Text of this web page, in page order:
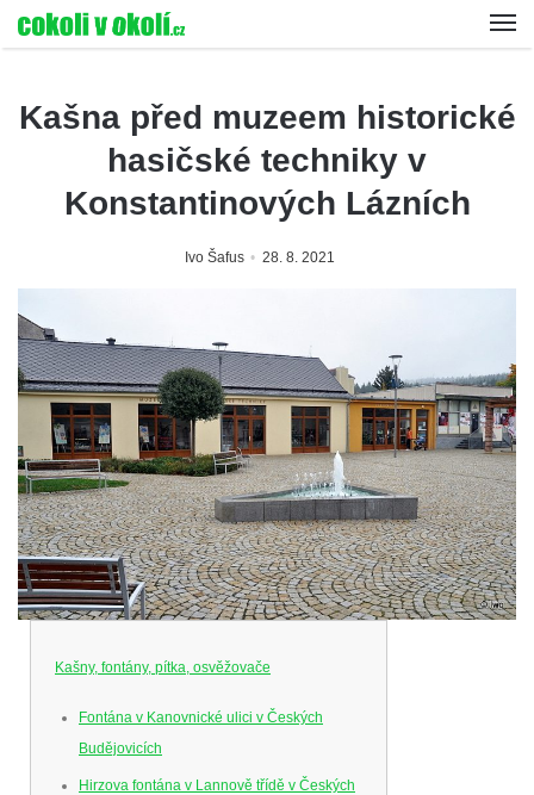
Kašna před muzeem historické
hasičské techniky v
Konstantinových Lázních
Ivo Šafus 28. 8. 2021
Kašny, fontány, pítka, osvěžovače
Fontána v Kanovnické ulici v Českých
Budějovicích
Hirzova fontána v Lannově třídě v Českých